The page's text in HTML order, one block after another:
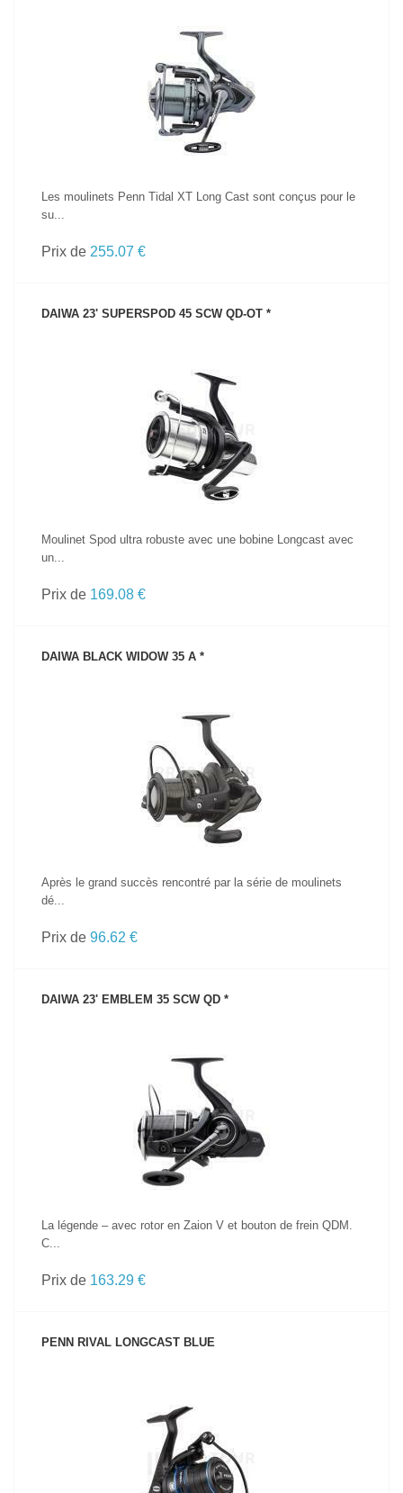
VOIR LE PRODUIT
Les moulinets Penn Tidal XT Long Cast sont conçus pour le
su...
Prix de 255.07 €
DAIWA 23' SUPERSPOD 45 SCW QD-OT *
VOIR LE PRODUIT
Moulinet Spod ultra robuste avec une bobine Longcast avec
un...
Prix de 169.08 €
DAIWA BLACK WIDOW 35 A *
VOIR LE PRODUIT
Après le grand succès rencontré par la série de moulinets
dé...
Prix de 96.62 €
DAIWA 23' EMBLEM 35 SCW QD *
VOIR LE PRODUIT
La légende – avec rotor en Zaion V et bouton de frein QDM.
C...
Prix de 163.29 €
PENN RIVAL LONGCAST BLUE
VOIR LE PRODUIT